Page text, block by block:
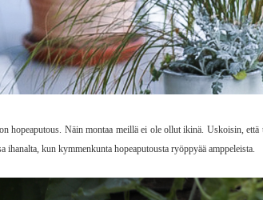
hopeaputous. Näin montaa meillä ei ole ollut ikinä. Uskoisin, että
ihanalta, kun kymmenkunta hopeaputousta ryöppyää amppeleista.